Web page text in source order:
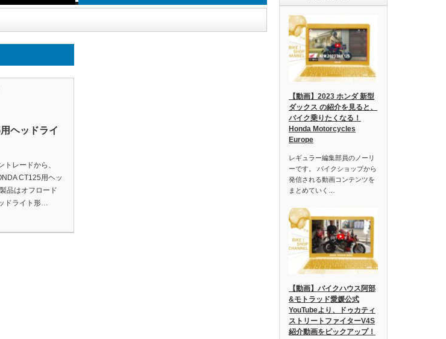
ヘッドライ
レードから、
CT125用ヘッ
品はオフロード
ドライト形…
【動画】2023 ホンダ 新型
ダックス の紹介を見ると、
バイク乗りたくなる！
Honda Motorcycles
Europe
レギュラー編集部員のノーリ
ーです。 バイクショップから
発信される動画コンテンツを
まとめていく…
【動画】バイクハウス阿部
&モトラッド愛媛公式
YouTubeより、ドゥカティ
ストリートファイターV4S
紹介動画をピックアップ！